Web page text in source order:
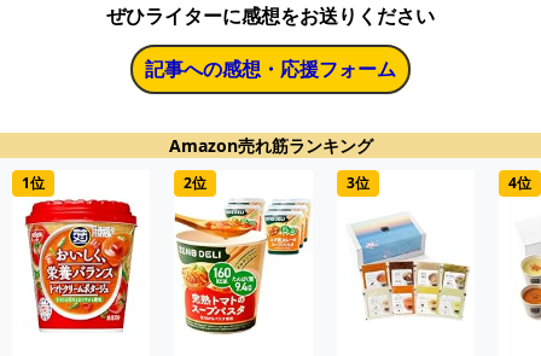
ぜひライターに感想をお送りください
記事への感想・応援フォーム
Amazon売れ筋ランキング
1位 2位 3位 4位